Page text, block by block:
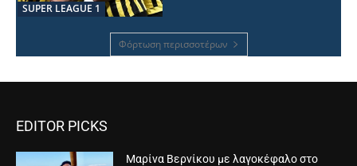
SUPER LEAGUE 1
Φόρτωση περισσοτέρων
EDITOR PICKS
Μαρίνα Βερνίκου με λαγοκέφαλο στο